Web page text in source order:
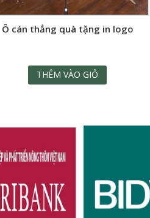
Ô cán thẳng quà tặng in logo
THÊM VÀO GIỎ